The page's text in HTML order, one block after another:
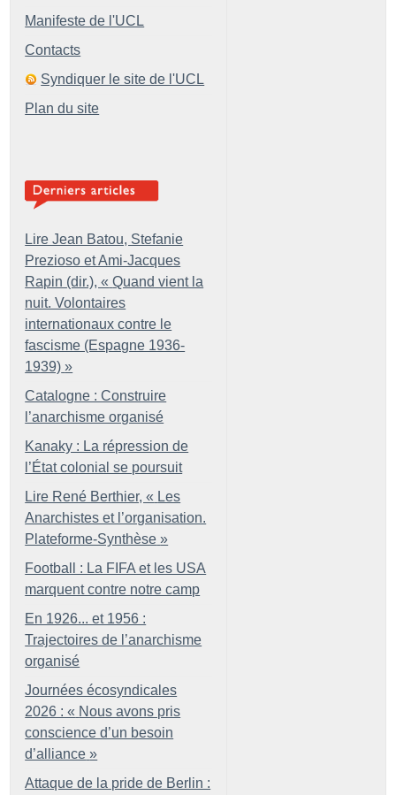
Manifeste de l'UCL
Contacts
Syndiquer le site de l'UCL
Plan du site
Lire Jean Batou, Stefanie
Prezioso et Ami-Jacques
Rapin (dir.), « Quand vient la
nuit. Volontaires
internationaux contre le
fascisme (Espagne 1936-
1939) »
Catalogne : Construire
l’anarchisme organisé
Kanaky : La répression de
l’État colonial se poursuit
Lire René Berthier, « Les
Anarchistes et l’organisation.
Plateforme-Synthèse »
Football : La FIFA et les USA
marquent contre notre camp
En 1926... et 1956 :
Trajectoires de l’anarchisme
organisé
Journées écosyndicales
2026 : « Nous avons pris
conscience d’un besoin
d’alliance »
Attaque de la pride de Berlin :